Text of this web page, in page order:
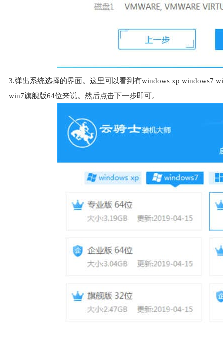
3.弹出系统选择的界面。这里可以看到有windows xp windows7
win7旗舰版64位来说。然后点击下一步即可。